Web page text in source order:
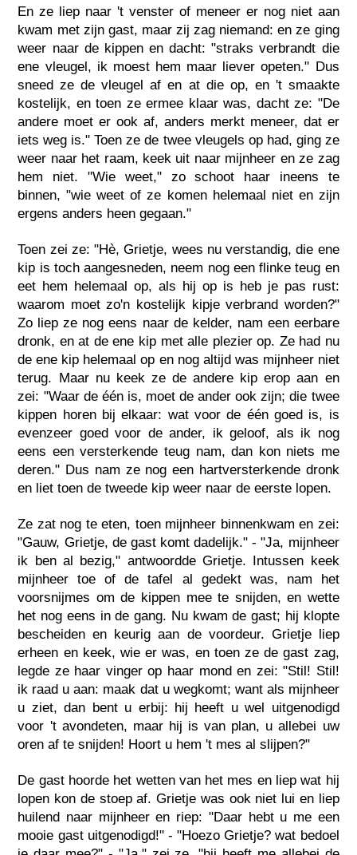
En ze liep naar 't venster of meneer er nog niet aan
kwam met zijn gast, maar zij zag niemand: en ze ging
weer naar de kippen en dacht: "straks verbrandt die
ene vleugel, ik moest hem maar liever opeten." Dus
sneed ze de vleugel af en at die op, en 't smaakte
kostelijk, en toen ze ermee klaar was, dacht ze: "De
andere moet er ook af, anders merkt meneer, dat er
iets weg is." Toen ze de twee vleugels op had, ging ze
weer naar het raam, keek uit naar mijnheer en ze zag
hem niet. "Wie weet," zo schoot haar ineens te
binnen, "wie weet of ze komen helemaal niet en zijn
ergens anders heen gegaan."
Toen zei ze: "Hè, Grietje, wees nu verstandig, die ene
kip is toch aangesneden, neem nog een flinke teug en
eet hem helemaal op, als hij op is heb je pas rust:
waarom moet zo'n kostelijk kipje verbrand worden?"
Zo liep ze nog eens naar de kelder, nam een eerbare
dronk, en at de ene kip met alle plezier op. Ze had nu
de ene kip helemaal op en nog altijd was mijnheer niet
terug. Maar nu keek ze de andere kip erop aan en
zei: "Waar de één is, moet de ander ook zijn; die twee
kippen horen bij elkaar: wat voor de één goed is, is
evenzeer goed voor de ander, ik geloof, als ik nog
eens een versterkende teug nam, dan kon niets me
deren." Dus nam ze nog een hartversterkende dronk
en liet toen de tweede kip weer naar de eerste lopen.
Ze zat nog te eten, toen mijnheer binnenkwam en zei:
"Gauw, Grietje, de gast komt dadelijk." - "Ja, mijnheer
ik ben al bezig," antwoordde Grietje. Intussen keek
mijnheer toe of de tafel al gedekt was, nam het
voorsnijmes om de kippen mee te snijden, en wette
het nog eens in de gang. Nu kwam de gast; hij klopte
bescheiden en keurig aan de voordeur. Grietje liep
erheen en keek, wie er was, en toen ze de gast zag,
legde ze haar vinger op haar mond en zei: "Stil! Stil!
ik raad u aan: maak dat u wegkomt; want als mijnheer
u ziet, dan bent u erbij: hij heeft u wel uitgenodigd
voor 't avondeten, maar hij is van plan, u allebei uw
oren af te snijden! Hoort u hem 't mes al slijpen?"
De gast hoorde het wetten van het mes en liep wat hij
lopen kon de stoep af. Grietje was ook niet lui en liep
huilend naar mijnheer en riep: "Daar hebt u me een
mooie gast uitgenodigd!" - "Hoezo Grietje? wat bedoel